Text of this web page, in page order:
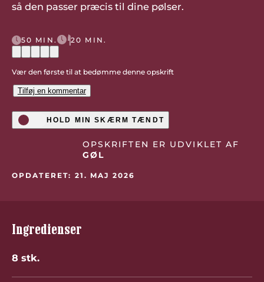
så den passer præcis til dine pølser.
50 MIN. 20 MIN.
Vær den første til at bedømme denne opskrift
Tilføj en kommentar
HOLD MIN SKÆRM TÆNDT
OPSKRIFTEN ER UDVIKLET AF
GØL
OPDATERET: 21. MAJ 2026
Ingredienser
8 stk.